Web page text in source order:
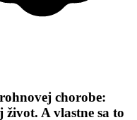
chorobe:
život. A vlastne sa to